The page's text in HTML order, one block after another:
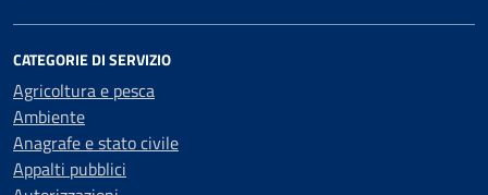
CATEGORIE DI SERVIZIO
Agricoltura e pesca
Ambiente
Anagrafe e stato civile
Appalti pubblici